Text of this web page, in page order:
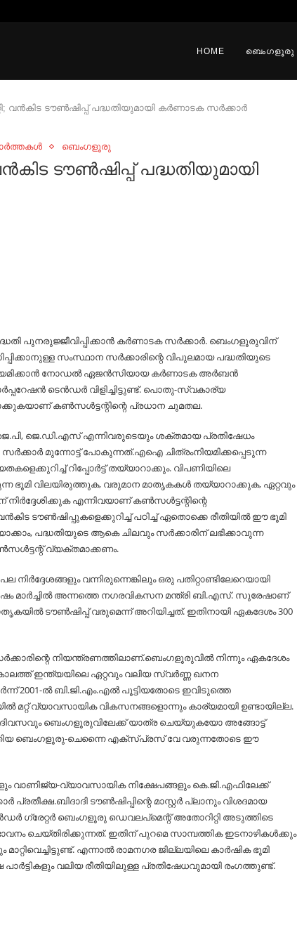
HOME ബെംഗളൂരു
വൻകിട ടൗണ്‍ഷിപ്പ് പദ്ധതിയുമായി കര്‍ണാടക സര്‍ക്കാര്‍
ബെംഗളൂരു
ടൗണ്‍ഷിപ്പ് പദ്ധതിയുമായി
പുനരുജ്ജീവിപ്പിക്കാൻ കർണാടക സർക്കാർ. ബെംഗളൂരുവിന്
സംസ്ഥാന സർക്കാരിന്റെ വിപുലമായ പദ്ധതിയുടെ
നിയമിക്കാൻ നോഡല്‍ ഏജൻസിയായ കർണാടക അർബൻ
ടെൻഡർ വിളിച്ചിട്ടുണ്ട്. പൊതു-സ്വകാര്യ
കണ്‍സള്‍ട്ടന്റിന്റെ പ്രധാന ചുമതല.
ജെ.ഡി.എസ് എന്നിവരുടെയും ശക്തമായ പ്രതിഷേധം
മുന്നോട്ട് പോകുന്നത്.എഐ ചിത്രംനിയമിക്കപ്പെടുന്ന
റിപ്പോർട്ട് തയ്യാറാക്കും. വിപണിയിലെ
ഭൂമി വിലയിരുത്തുക, വരുമാന മാതൃകകള്‍ തയ്യാറാക്കുക, ഏറ്റവും
എന്നിവയാണ് കണ്‍സള്‍ട്ടന്റിന്റെ
ടൗണ്‍ഷിപ്പുകളെക്കുറിച്ച്‌ പഠിച്ച്‌ ഏതൊക്കെ രീതിയില്‍ ഈ ഭൂമി
പദ്ധതിയുടെ ആകെ ചിലവും സർക്കാരിന് ലഭിക്കാവുന്ന
വ്യക്തമാക്കണം.
വന്നിരുന്നെങ്കിലും ഒരു പതിറ്റാണ്ടിലേറെയായി
മാർച്ചില്‍ അന്നത്തെ നഗരവികസന മന്ത്രി ബി.എസ്. സുരേഷാണ്
ടൗണ്‍ഷിപ്പ് വരുമെന്ന് അറിയിച്ചത്. ഇതിനായി ഏകദേശം 300
നിയന്ത്രണത്തിലാണ്.ബെംഗളൂരുവില്‍ നിന്നും ഏകദേശം
ഇന്ത്യയിലെ ഏറ്റവും വലിയ സ്വർണ്ണ ഖനന
2001-ല്‍ ബി.ജി.എം.എല്‍ പൂട്ടിയതോടെ ഇവിടുത്തെ
വ്യാവസായിക വികസനങ്ങളൊന്നും കാര്യമായി ഉണ്ടായില്ല.
ദിവസവും ബെംഗളൂരുവിലേക്ക് യാത്ര ചെയ്യുകയോ അങ്ങോട്ട്
ബെംഗളൂരു-ചെന്നൈ എക്സ്പ്രസ് വേ വരുന്നതോടെ ഈ
വ്യാവസായിക നിക്ഷേപങ്ങളും കെ.ജി.എഫിലേക്ക്
ടൗണ്‍ഷിപ്പിന്റെ മാസ്റ്റർ പ്ലാനും വിശദമായ
ഗ്രേറ്റർ ബെംഗളൂരു ഡെവലപ്‌മെന്റ് അതോറിറ്റി അടുത്തിടെ
ചെയ്തിരിക്കുന്നത്. ഇതിന് പുറമെ സാമ്പത്തിക ഇടനാഴികള്‍ക്കും
എന്നാല്‍ രാമനഗര ജില്ലയിലെ കാർഷിക ഭൂമി
വലിയ രീതിയിലുള്ള പ്രതിഷേധവുമായി രംഗത്തുണ്ട്.